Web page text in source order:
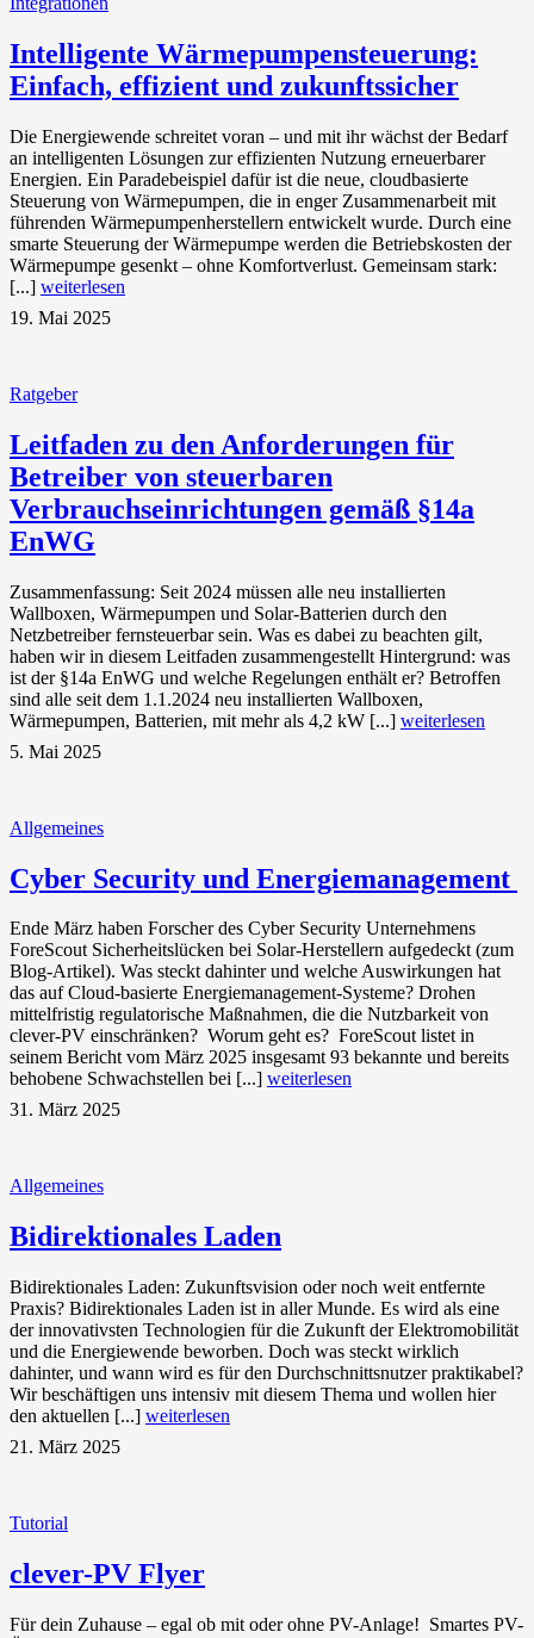
Blog
Intelligente Wärmepumpensteuerung:
Einfach, effizient und zukunftssicher
Die Energiewende schreitet voran – und mit ihr wächst der Bedarf
an intelligenten Lösungen zur effizienten Nutzung erneuerbarer
Energien. Ein Paradebeispiel dafür ist die neue, cloudbasierte
Steuerung von Wärmepumpen, die in enger Zusammenarbeit mit
führenden Wärmepumpenherstellern entwickelt wurde. Durch eine
smarte Steuerung der Wärmepumpe werden die Betriebskosten der
Wärmepumpe gesenkt – ohne Komfortverlust. Gemeinsam stark:
[...] weiterlesen
19. Mai 2025
Ratgeber
Leitfaden zu den Anforderungen für
Betreiber von steuerbaren
Verbrauchseinrichtungen gemäß §14a
EnWG
Zusammenfassung: Seit 2024 müssen alle neu installierten
Wallboxen, Wärmepumpen und Solar-Batterien durch den
Netzbetreiber fernsteuerbar sein. Was es dabei zu beachten gilt,
haben wir in diesem Leitfaden zusammengestellt Hintergrund: was
ist der §14a EnWG und welche Regelungen enthält er? Betroffen
sind alle seit dem 1.1.2024 neu installierten Wallboxen,
Wärmepumpen, Batterien, mit mehr als 4,2 kW [...] weiterlesen
5. Mai 2025
Allgemeines
Cyber Security und Energiemanagement
Ende März haben Forscher des Cyber Security Unternehmens
ForeScout Sicherheitslücken bei Solar-Herstellern aufgedeckt (zum
Blog-Artikel). Was steckt dahinter und welche Auswirkungen hat
das auf Cloud-basierte Energiemanagement-Systeme? Drohen
mittelfristig regulatorische Maßnahmen, die die Nutzbarkeit von
clever-PV einschränken? Worum geht es? ForeScout listet in
seinem Bericht vom März 2025 insgesamt 93 bekannte und bereits
behobene Schwachstellen bei [...] weiterlesen
31. März 2025
Allgemeines
Bidirektionales Laden
Bidirektionales Laden: Zukunftsvision oder noch weit entfernte
Praxis? Bidirektionales Laden ist in aller Munde. Es wird als eine
der innovativsten Technologien für die Zukunft der Elektromobilität
und die Energiewende beworben. Doch was steckt wirklich
dahinter, und wann wird es für den Durchschnittsnutzer praktikabel?
Wir beschäftigen uns intensiv mit diesem Thema und wollen hier
den aktuellen [...] weiterlesen
21. März 2025
Tutorial
clever-PV Flyer
Für dein Zuhause – egal ob mit oder ohne PV-Anlage! Smartes PV-